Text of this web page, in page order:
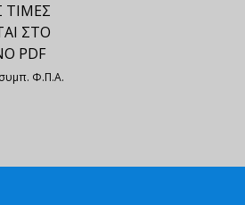
ΤΙΜΕΣ
ΣΤΟ
PDF
συμπ. Φ.Π.Α.